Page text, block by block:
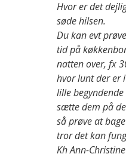
Hvor er det
søde hilsen.
Du kan evt
tid på
natten over, fx
hvor lunt der er
lille
sætte dem på
så prøve at
tror det kan
Kh Ann-Christine